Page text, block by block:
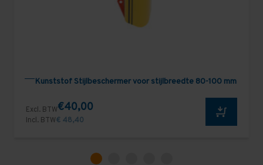
Kunststof Stijlbeschermer voor stijlbreedte 80-100 mm
Excl. BTW€40,00
Incl. BTW€ 48,40